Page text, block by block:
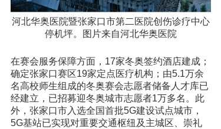
河北华奥医院暨张家口市第二医院创伤诊疗中心
停机坪。图片来自河北华奥医院
在赛会服务保障方面，17家冬奥签约酒店建成；
确定张家口赛区19家定点医疗机构；由5.1万余
名高校师生组成的冬奥赛会志愿者储备人才库已
经建立，已招募迎冬奥城市志愿者1万多名。此
外，张家口市入选全国首批5G建设试点城市，
5G基站已实现对重要交通枢纽及主城区、崇礼